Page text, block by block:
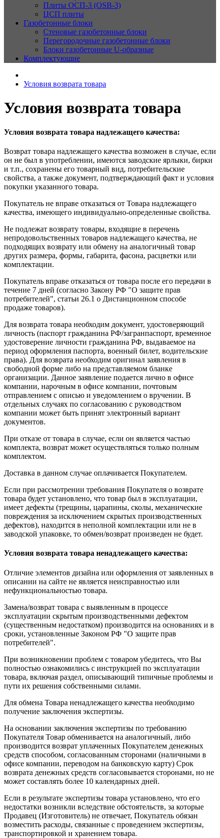
Плиты ОСП-3 (OSB-3)
ЦСП плиты
Газобетонные блоки
Стеновые газобетонные блоки
Перегородочные газобетонные блоки
Блоки газобетонные U-образные
Комплектующие
Условия возврата товара
Условия возврата товара
Условия возврата товара надлежащего качества:
Возврат товара надлежащего качества возможен в случае, если
он не был в употреблении, имеются заводские ярлыки, бирки
и т.п., сохранены его товарный вид, потребительские
свойства, а также документ, подтверждающий факт и условия
покупки указанного товара.
Покупатель не вправе отказаться от Товара надлежащего
качества, имеющего индивидуально-определенные свойства.
Не подлежат возврату товары, входящие в перечень
непродовольственных товаров надлежащего качества, не
подходящих возврату или обмену на аналогичный товар
других размера, формы, габарита, фасона, расцветки или
комплектации.
Покупатель вправе отказаться от товара после его передачи в
течение 7 дней (согласно Закону РФ "О защите прав
потребителей", статьи 26.1 о Дистанционном способе
продаже товаров).
Для возврата товара необходим документ, удостоверяющий
личность (паспорт гражданина РФ/загранпаспорт, временное
удостоверение личности гражданина РФ, выдаваемое на
период оформления паспорта, военный билет, водительские
права). Для возврата необходим оригинал заявления в
свободной форме либо на представляемом бланке
организации. Данное заявление подается лично в офисе
компании, нарочным в офисе компании, почтовым
отправлением с описью и уведомлением о вручении. В
отдельных случаях по согласованию с руководством
компании может быть принят электронный вариант
документов.
При отказе от товара в случае, если он является частью
комплекта, возврат может осуществляться только полным
комплектом.
Доставка в данном случае оплачивается Покупателем.
Если при рассмотрении требования Покупателя о возврате
товара будет установлено, что товар был в эксплуатации,
имеет дефекты (трещины, царапины, сколы, механические
повреждения за исключением скрытых производственных
дефектов), находится в неполной комплектации или не в
заводской упаковке, то обмен/возврат произведен не будет.
Условия возврата товара ненадлежащего качества:
Отличие элементов дизайна или оформления от заявленных в
описании на сайте не является неисправностью или
нефункциональностью товара.
Замена/возврат товара с выявленным в процессе
эксплуатации скрытым производственными дефектом
(существенным недостатком) производится на основаниях и в
сроки, установленные Законом РФ "О защите прав
потребителей".
При возникновении проблем с товаром убедитесь, что Вы
полностью ознакомились с инструкцией по эксплуатации
товара, включая раздел, описывающий типичные проблемы и
пути их решения собственными силами.
Для обмена Товара ненадлежащего качества необходимо
получение заключения экспертизы.
На основании заключения экспертизы по требованию
Покупателя Товар обменивается на аналогичный, либо
производится возврат уплаченных Покупателем денежных
средств способом, согласованным сторонами (наличными в
офисе компании, переводом на банковскую карту) Срок
возврата денежных средств согласовывается сторонами, но не
может составлять более 10 календарных дней.
Если в результате экспертизы товара установлено, что его
недостатки возникли вследствие обстоятельств, за которые
Продавец (Изготовитель) не отвечает, Покупатель обязан
возместить расходы, связанные с проведением экспертизы,
транспортировкой и хранением товара.